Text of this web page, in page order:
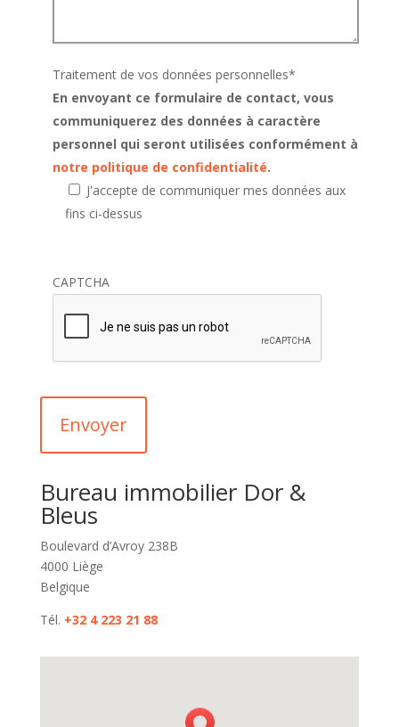
Traitement de vos données personnelles*
En envoyant ce formulaire de contact, vous
communiquerez des données à caractère
personnel qui seront utilisées conformément à
notre politique de confidentialité.
J'accepte de communiquer mes données aux
fins ci-dessus
CAPTCHA
Bureau immobilier Dor &
Bleus
Boulevard d’Avroy 238B
4000 Liège
Belgique
Tél. +32 4 223 21 88